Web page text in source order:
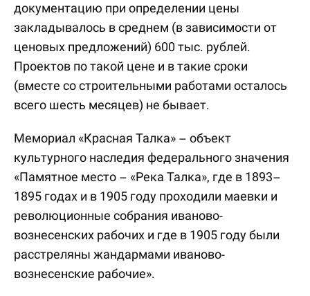
документацию при определении цены
закладывалось в среднем (в зависимости от
ценовых предложений) 600 тыс. рублей.
Проектов по такой цене и в такие сроки
(вместе со строительными работами осталось
всего шесть месяцев) не бывает.
Мемориал «Красная Талка» – объект
культурного наследия федерального значения
«Памятное место – «Река Талка», где в 1893–
1895 годах и в 1905 году проходили маевки и
революционные собрания иваново-
вознесенских рабочих и где в 1905 году были
расстреляны жандармами иваново-
вознесенские рабочие».